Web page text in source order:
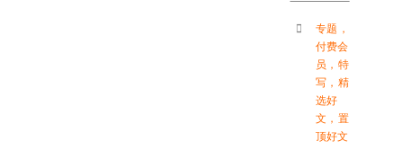
专题 ，
付费会
员 ， 特
写 ， 精
选好
文 ， 置
顶好文